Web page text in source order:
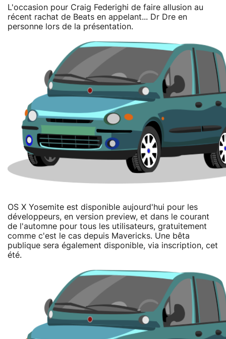
L'occasion pour Craig Federighi de faire allusion au
récent rachat de Beats en appelant... Dr Dre en
personne lors de la présentation.
OS X Yosemite est disponible aujourd'hui pour les
développeurs, en version preview, et dans le courant
de l'automne pour tous les utilisateurs, gratuitement
comme c'est le cas depuis Mavericks. Une bêta
publique sera également disponible, via inscription, cet
été.